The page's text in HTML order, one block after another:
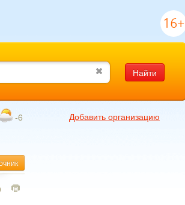
16+
Найти
-6
Добавить организацию